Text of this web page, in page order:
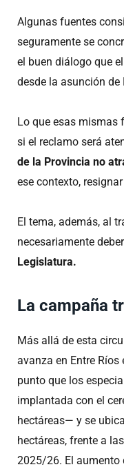
Algunas fuentes
seguramente se
el buen diálogo que
desde la asunción de
Lo que esas mismas
si el reclamo será
de la Provincia no
ese contexto,
El tema, además, al
necesariamente
Legislatura.
La campaña
Más allá de esta
avanza en Entre Ríos
punto que los
implantada con el
hectáreas— y se
hectáreas, frente a
2025/26. El